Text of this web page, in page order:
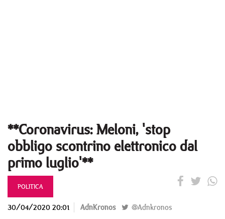
**Coronavirus: Meloni, 'stop
obbligo scontrino elettronico dal
primo luglio'**
POLITICA
30/04/2020 20:01 AdnKronos @Adnkronos